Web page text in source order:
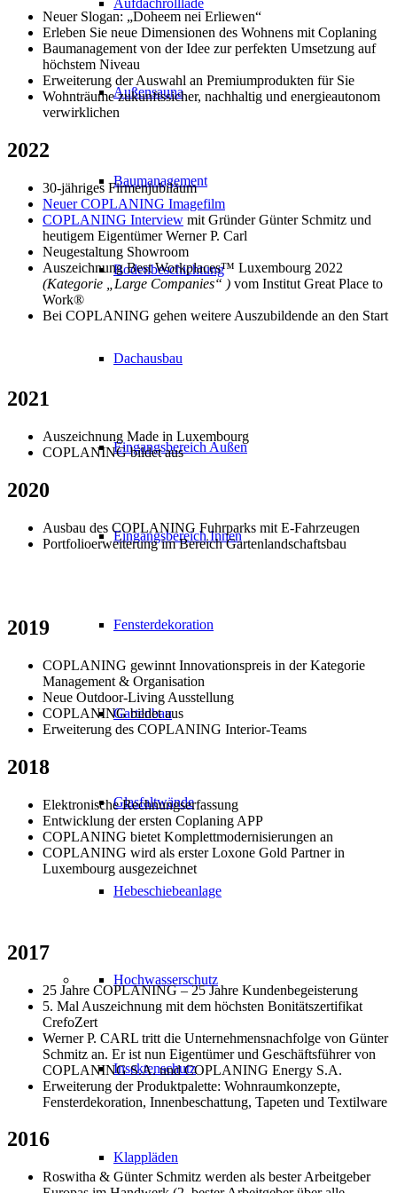
Außensauna
Baumanagement
Bodenbeschichtung
Dachausbau
Eingangsbereich Außen
Eingangsbereich Innen
Fensterdekoration
Gartenbau
Glasfaltwände
Hebeschiebeanlage
Hochwasserschutz
Insektenschutz
Klappläden
Neuer Slogan: „Doheem nei Erliewen“
Erleben Sie neue Dimensionen des Wohnens mit Coplaning
Baumanagement von der Idee zur perfekten Umsetzung auf
höchstem Niveau
Erweiterung der Auswahl an Premiumprodukten für Sie
Wohnträume zukunftssicher, nachhaltig und energieautonom
verwirklichen
2022
30-jähriges Firmenjubiläum
Neuer COPLANING Imagefilm
COPLANING Interview mit Gründer Günter Schmitz und
heutigem Eigentümer Werner P. Carl
Neugestaltung Showroom
Auszeichnung Best Workplaces™ Luxembourg 2022
(Kategorie „Large Companies“ ) vom Institut Great Place to
Work®
Bei COPLANING gehen weitere Auszubildende an den Start
2021
Auszeichnung Made in Luxembourg
COPLANING bildet aus
2020
Ausbau des COPLANING Fuhrparks mit E-Fahrzeugen
Portfolioerweiterung im Bereich Gartenlandschaftsbau
2019
COPLANING gewinnt Innovationspreis in der Kategorie
Management & Organisation
Neue Outdoor-Living Ausstellung
COPLANING bildet aus
Erweiterung des COPLANING Interior-Teams
2018
Elektronische Rechnungserfassung
Entwicklung der ersten Coplaning APP
COPLANING bietet Komplettmodernisierungen an
COPLANING wird als erster Loxone Gold Partner in
Luxembourg ausgezeichnet
2017
25 Jahre COPLANING – 25 Jahre Kundenbegeisterung
5. Mal Auszeichnung mit dem höchsten Bonitätszertifikat
CrefoZert
Werner P. CARL tritt die Unternehmensnachfolge von Günter
Schmitz an. Er ist nun Eigentümer und Geschäftsführer von
COPLANING S.A. und COPLANING Energy S.A.
Erweiterung der Produktpalette: Wohnraumkonzepte,
Fensterdekoration, Innenbeschattung, Tapeten und Textilware
2016
Roswitha & Günter Schmitz werden als bester Arbeitgeber